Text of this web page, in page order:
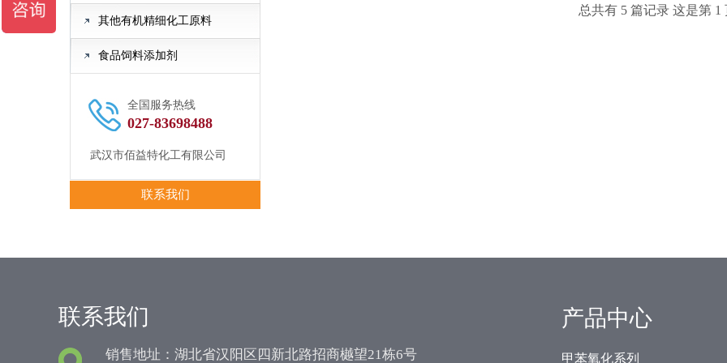
其他有机精细化工原料
食品饲料添加剂
全国服务热线
027-83698488
武汉市佰益特化工有限公司
联系我们
总共有 5 篇记录 这是第 1
联系我们
销售地址：湖北省汉阳区四新北路招商樾望21栋6号
产品中心
甲苯氧化系列